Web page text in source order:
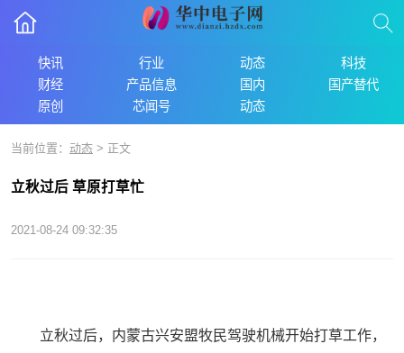
快讯 行业 动态
科技
财经
产品信息 国内
国产替代
原创
芯闻号 动态
当前位置： 动态 > 正文
立秋过后 草原打草忙
2021-08-24 09:32:35
立秋过后，内蒙古兴安盟牧民驾驶机械开始打草工作，